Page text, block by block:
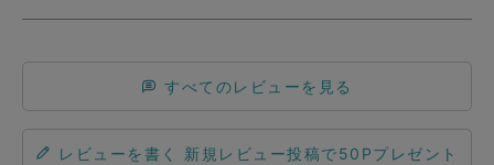
すべてのレビューを見る
レビューを書く